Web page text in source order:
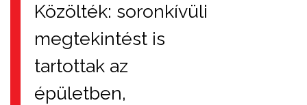
Közölték: soronkívüli
megtekintést is
tartottak az
épületben,